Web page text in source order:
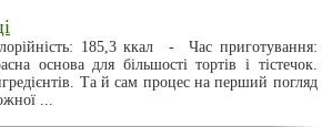
185,3 ккал - Час приготування:
основа для більшості тортів і тістечок.
Та й сам процес на перший погляд
...